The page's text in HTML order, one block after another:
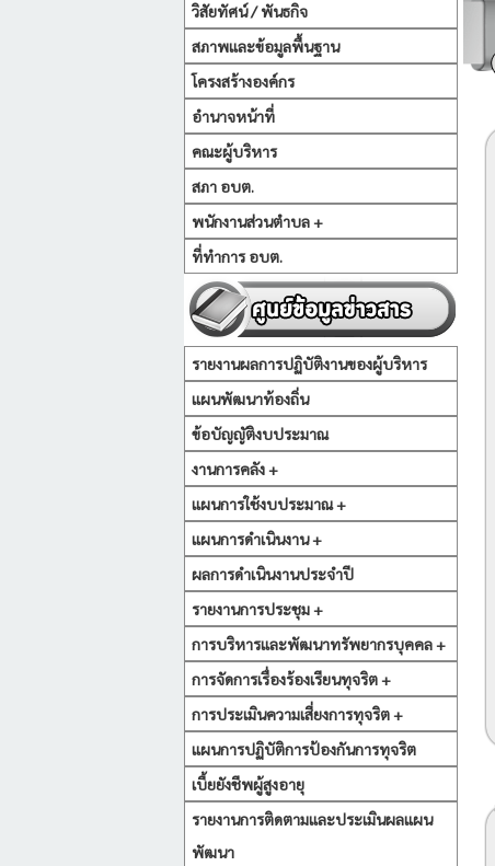
วิสัยทัศน์ / พันธกิจ
สภาพและข้อมูลพื้นฐาน
โครงสร้างองค์กร
อำนาจหน้าที่
คณะผู้บริหาร
สภา อบต.
พนักงานส่วนตำบล +
ที่ทำการ อบต.
รายงานผลการปฏิบัติงานของผู้บริหาร
แผนพัฒนาท้องถิ่น
ข้อบัญญัติงบประมาณ
งานการคลัง +
แผนการใช้งบประมาณ +
แผนการดำเนินงาน +
ผลการดำเนินงานประจำปี
รายงานการประชุม +
การบริหารและพัฒนาทรัพยากรบุคคล +
การจัดการเรื่องร้องเรียนทุจริต +
การประเมินความเสี่ยงการทุจริต +
แผนการปฏิบัติการป้องกันการทุจริต
เบี้ยยังชีพผู้สูงอายุ
รายงานการติดตามและประเมินผลแผน
พัฒนา